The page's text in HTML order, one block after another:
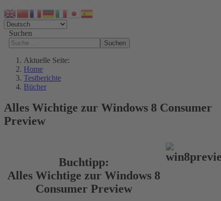
Suchen
Suchen
Aktuelle Seite:
Home
Testberichte
Bücher
Alles Wichtige zur Windows 8 Consumer
Preview
Buchtipp:
Alles Wichtige zur Windows 8
Consumer Preview